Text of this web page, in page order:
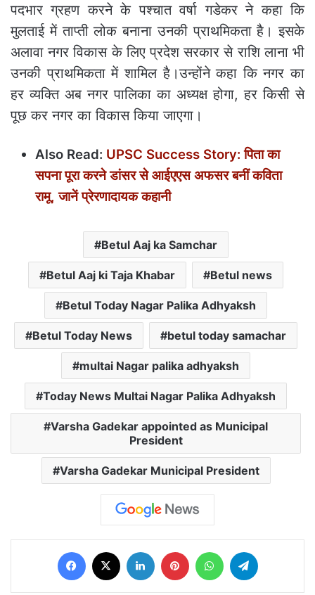
पदभार ग्रहण करने के पश्चात वर्षा गडेकर ने कहा कि
मुलताई में ताप्ती लोक बनाना उनकी प्राथमिकता है। इसके
अलावा नगर विकास के लिए प्रदेश सरकार से राशि लाना भी
उनकी प्राथमिकता में शामिल है।उन्होंने कहा कि नगर का
हर व्यक्ति अब नगर पालिका का अध्यक्ष होगा, हर किसी से
पूछ कर नगर का विकास किया जाएगा।
Also Read: UPSC Success Story: पिता का
सपना पूरा करने डांसर से आईएएस अफसर बनीं कविता
रामू, जानें प्रेरणादायक कहानी
Betul Aaj ka Samchar
Betul Aaj ki Taja Khabar Betul news
Betul Today Nagar Palika Adh‍yaksh
Betul Today News betul today samachar
multai Nagar palika adhyaksh
Today News Multai Nagar Palika Adh‍yaksh
Varsha Gadekar appointed as Municipal
President
Varsha Gadekar Municipal President
Facebook LinkedIn PinterestWhatsApp